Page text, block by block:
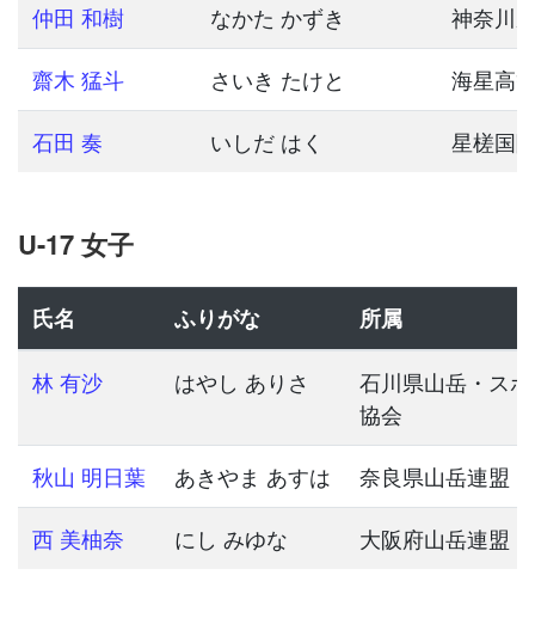
仲田 和樹 なかた かずき
神奈川
齋木 猛斗
さいき たけと
海星高
石田 奏
いしだ はく 星槎国
U-17 女子
氏名 ふりがな 所属
林 有沙 はやし ありさ
石川県山岳・ス
協会
秋山 明日葉
あきやま あすは
奈良県山岳連盟
西 美柚奈
にし みゆな 大阪府山岳連盟